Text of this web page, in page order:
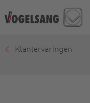
Klantervaringen